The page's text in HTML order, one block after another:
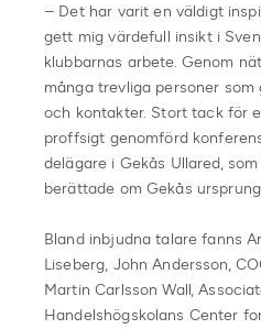
– Det har varit en väldigt
gett mig värdefull insikt i
klubbarnas arbete. Genom
många trevliga personer
och kontakter. Stort tack för
proffsigt genomförd
delägare i Gekås Ullared,
berättade om Gekås
Bland inbjudna talare fanns
Liseberg, John Andersson,
Martin Carlsson Wall,
Handelshögskolans Center